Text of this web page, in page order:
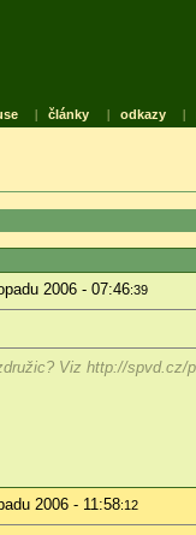
| články | odkazy |
2006 - 07:46:39
Viz http://spvd.cz/
2006 - 11:58:12